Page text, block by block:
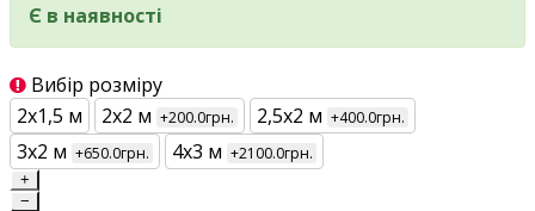
Є в наявності
Вибір розміру
2х1,5 м
2х2 м +200.0грн. 2,5х2 м +400.0грн.
3х2 м +650.0грн. 4х3 м +2100.0грн.
+
−